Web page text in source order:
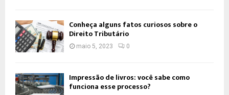
Conheça alguns fatos curiosos sobre o
Direito Tributário
maio 5, 2023 0
Impressão de livros: você sabe como
funciona esse processo?